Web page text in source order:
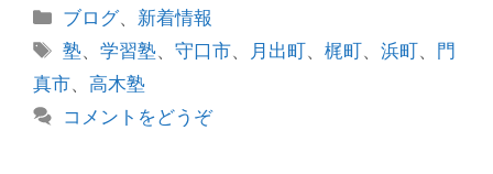
カ
テ
リ
ー
ブログ、 新着情報
タ
グ
塾、学習塾、守口市、 月出町、梶町、浜町、 門
真市、 高木塾
コメントをどうぞ